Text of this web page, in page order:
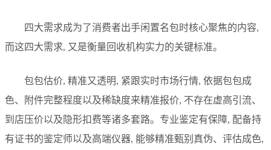
四大需求成为了消费者出手闲置名包时核心聚焦的内容,
而这四大需求, 又是衡量回收机构实力的关键标准。
包包估价, 精准又透明, 紧跟实时市场行情, 依据包包成
色、附件完整程度以及稀缺度来精准报价, 不存在虚高引流、
到店压价以及隐形扣费等诸多套路。专业鉴定有保障, 配备持
有证书的鉴定师以及高端仪器, 能够精准甄别真伪、评估成色,